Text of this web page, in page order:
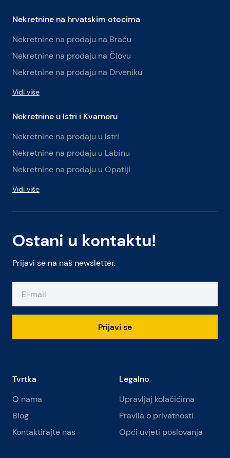
Ostani u kontaktu!
Prijavi se na naš newsletter.
Prijavi se
Nekretnine na hrvatskim otocima
Nekretnine na prodaju na Braču
Nekretnine na prodaju na Čiovu
Nekretnine na prodaju na Drveniku
Vidi više
Nekretnine u Istri i Kvarneru
Nekretnine na prodaju u Istri
Nekretnine na prodaju u Labinu
Nekretnine na prodaju u Opatiji
Vidi više
Tvrtka
O nama
Blog
Kontaktirajte nas
Legalno
Upravljaj kolačićima
Pravila o privatnosti
Opći uvjeti poslovanja